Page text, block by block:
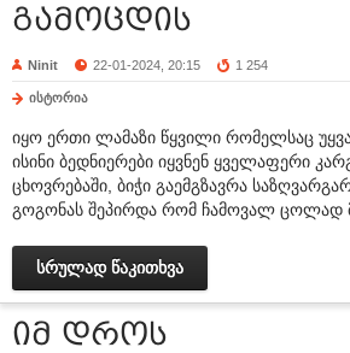
გამოცდის
Ninit 22-01-2024, 20:15 1 254
ისტორია
იყო ერთი ლამაზი წყვილი რომელსაც
ისინი ბედნიერები იყვნენ ყველაფერი
ცხოვრებაში, ბიჭი გაემგზავრა
გოგონას შეპირდა რომ ჩამოვალ ცოლად
სრულად წაკითხვა
იმ დროს